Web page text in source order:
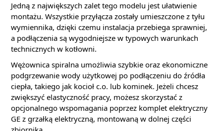
Jedną z największych zalet tego modelu jest ułatwienie
montażu. Wszystkie przyłącza zostały umieszczone z tyłu
wymiennika, dzięki czemu instalacja przebiega sprawniej,
a podłączenia są wygodniejsze w typowych warunkach
technicznych w kotłowni.
Wężownica spiralna umożliwia szybkie oraz ekonomiczne
podgrzewanie wody użytkowej po podłączeniu do źródła
ciepła, takiego jak kocioł c.o. lub kominek. Jeżeli chcesz
zwiększyć elastyczność pracy, możesz skorzystać z
opcjonalnego wspomagania poprzez komplet elektryczny
GE z grzałką elektryczną, montowaną w dolnej części